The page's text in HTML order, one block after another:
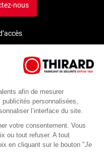
nous
afin de mesurer
personnalisées,
l’interface du site.
votre consentement. Vous
ou tout refuser. A tout
en cliquant sur le bouton "Je